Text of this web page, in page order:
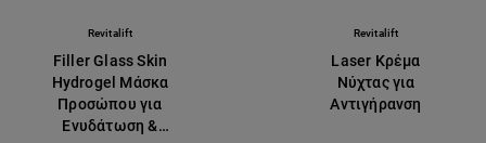
Revitalift
Filler Glass Skin
Hydrogel Μάσκα
Προσώπου για
Ενυδάτωση &
Revitalift
Laser Κρέμα
Νύχτας για
Αντιγήρανση